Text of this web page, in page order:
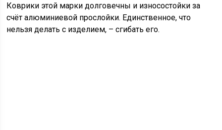
Коврики этой марки долговечны и износостойки за
счёт алюминиевой прослойки. Единственное, что
нельзя делать с изделием, – сгибать его.